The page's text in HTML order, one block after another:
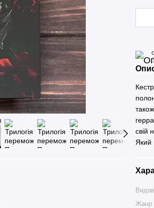
свій
Який
Жанр